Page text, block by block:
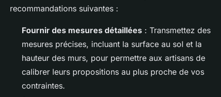
recommandations suivantes :
Fournir des mesures détaillées : Transmettez des
mesures précises, incluant la surface au sol et la
hauteur des murs, pour permettre aux artisans de
calibrer leurs propositions au plus proche de vos
contraintes.